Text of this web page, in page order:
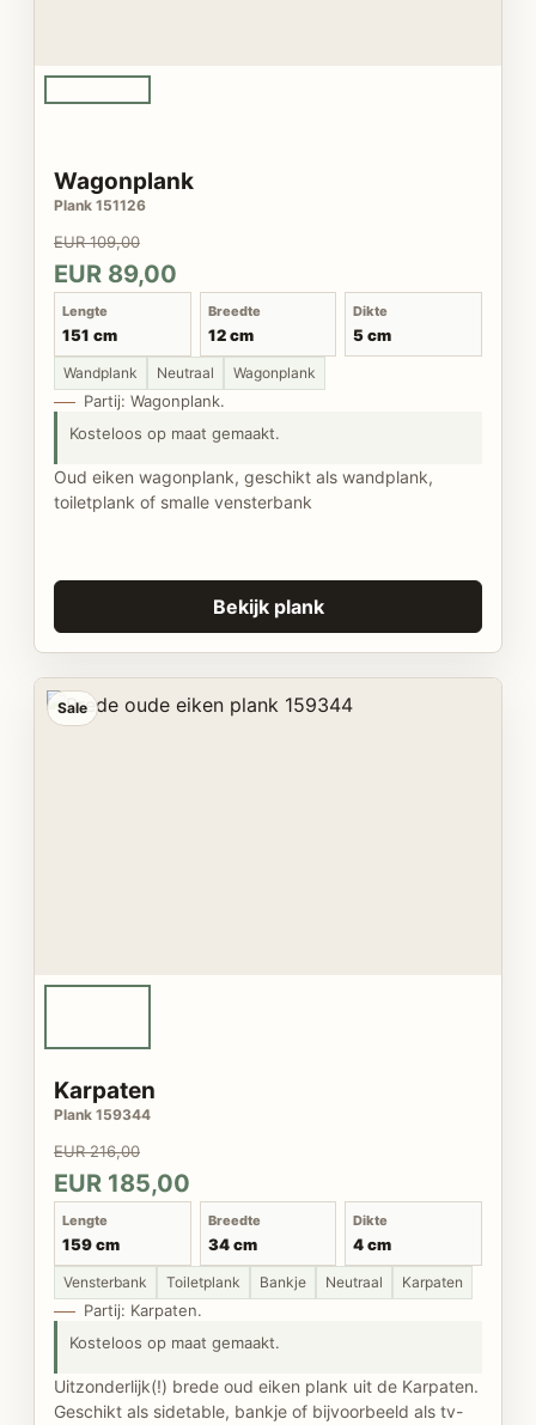
Wagonplank
Plank 151126
EUR 109,00
EUR 89,00
Lengte
151 cm
Breedte
12 cm
Dikte
5 cm
Wandplank Neutraal Wagonplank
Partij: Wagonplank.
Kosteloos op maat gemaakt.
Oud eiken wagonplank, geschikt als wandplank,
toiletplank of smalle vensterbank
Bekijk plank
Sale
Karpaten
Plank 159344
EUR 216,00
EUR 185,00
Lengte
159 cm
Breedte
34 cm
Dikte
4 cm
Vensterbank Toiletplank Bankje Neutraal Karpaten
Partij: Karpaten.
Kosteloos op maat gemaakt.
Uitzonderlijk(!) brede oud eiken plank uit de Karpaten.
Geschikt als sidetable, bankje of bijvoorbeeld als tv-